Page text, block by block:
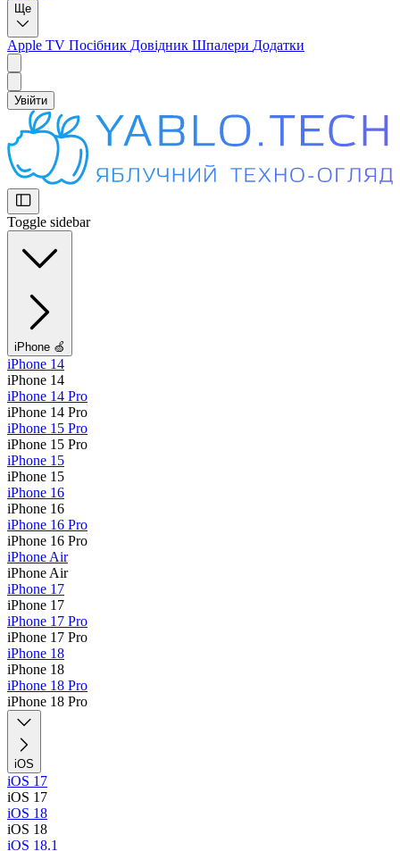
Ще
Apple TV Посібник Довідник Шпалери Додатки
Увійти
Toggle sidebar
iPhone 🍏
iPhone 14
iPhone 14
iPhone 14 Pro
iPhone 14 Pro
iPhone 15 Pro
iPhone 15 Pro
iPhone 15
iPhone 15
iPhone 16
iPhone 16
iPhone 16 Pro
iPhone 16 Pro
iPhone Air
iPhone Air
iPhone 17
iPhone 17
iPhone 17 Pro
iPhone 17 Pro
iPhone 18
iPhone 18
iPhone 18 Pro
iPhone 18 Pro
iOS
iOS 17
iOS 17
iOS 18
iOS 18
iOS 18.1